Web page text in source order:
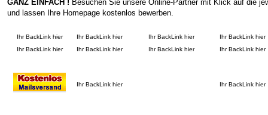
GANZ EINFACH ! Besuchen Sie unsere Online-Partner mit Klick auf die
und lassen Ihre Homepage kostenlos bewerben.
Ihr BackLink hier Ihr BackLink hier Ihr BackLink hier
Ihr BackLink hier
Ihr BackLink hier
Ihr BackLink hier Ihr BackLink hier Ihr BackLink hier
Ihr BackLink hier Ihr BackLink hier